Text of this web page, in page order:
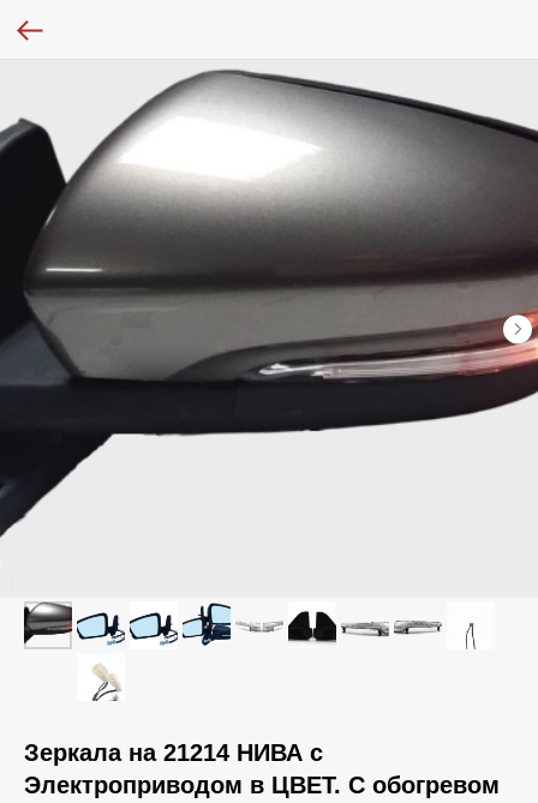
Зеркала на 21214 НИВА с
Электроприводом в ЦВЕТ. С обогревом